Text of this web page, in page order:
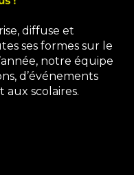
diffuse et
ses formes sur le
notre équipe
d’événements
aux scolaires.